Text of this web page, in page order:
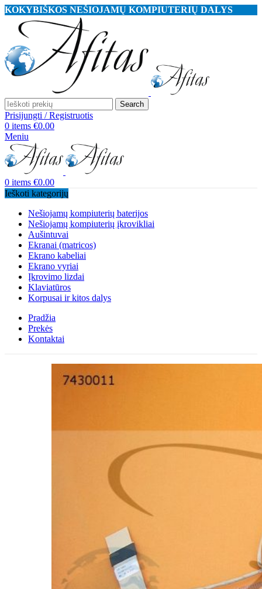
KOKYBIŠKOS NEŠIOJAMŲ KOMPIUTERIŲ DALYS
Search
Prisijungti / Registruotis
0 items €0.00
Meniu
0 items €0.00
Ieškoti kategorijų
Nešiojamų kompiuterių baterijos
Nešiojamų kompiuterių įkrovikliai
Aušintuvai
Ekranai (matricos)
Ekrano kabeliai
Ekrano vyriai
Įkrovimo lizdai
Klaviatūros
Korpusai ir kitos dalys
Pradžia
Prekės
Kontaktai